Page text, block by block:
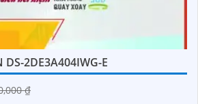
DS-2DE3A404IWG-E
₫